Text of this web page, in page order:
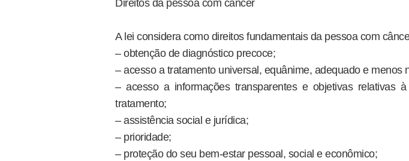
Direitos da pessoa com câncer
A lei considera como direitos fundamentais da pessoa com
– obtenção de diagnóstico precoce;
– acesso a tratamento universal, equânime, adequado e menos
– acesso a informações transparentes e objetivas relativas
tratamento;
– assistência social e jurídica;
– prioridade;
– proteção do seu bem-estar pessoal, social e econômico;